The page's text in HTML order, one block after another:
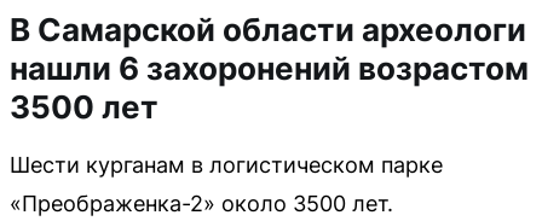
В Самарской области археологи
нашли 6 захоронений возрастом
3500 лет
Шести курганам в логистическом парке
«Преображенка-2» около 3500 лет.